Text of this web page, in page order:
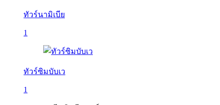
ทัวร์นามิเบีย
1
ทัวร์ซิมบับเว
1